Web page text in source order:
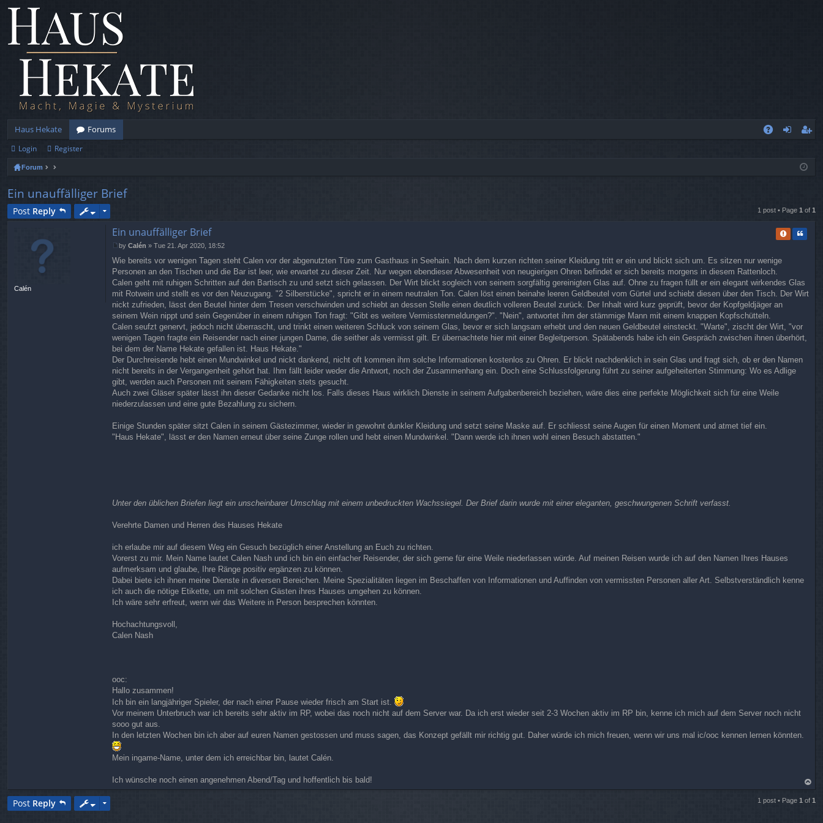
Haus Hekate
Forums
ist
Login Register
Forum
Ein unauffälliger Brief
Post Reply 1 post • Page 1 of 1
Calén
Ein unauffälliger Brief Report
Quote
o
s
t
by Calén » Tue 21. Apr 2020, 18:52
Wie bereits vor wenigen Tagen steht Calen vor der abgenutzten Türe zum Gasthaus in Seehain. Nach dem kurzen richten seiner Kleidung tritt er ein und blickt sich um. Es sitzen nur wenige
Personen an den Tischen und die Bar ist leer, wie erwartet zu dieser Zeit. Nur wegen ebendieser Abwesenheit von neugierigen Ohren befindet er sich bereits morgens in diesem Rattenloch.
Calen geht mit ruhigen Schritten auf den Bartisch zu und setzt sich gelassen. Der Wirt blickt sogleich von seinem sorgfältig gereinigten Glas auf. Ohne zu fragen füllt er ein elegant wirkendes Glas
mit Rotwein und stellt es vor den Neuzugang. "2 Silberstücke", spricht er in einem neutralen Ton. Calen löst einen beinahe leeren Geldbeutel vom Gürtel und schiebt diesen über den Tisch. Der Wirt
nickt zufrieden, lässt den Beutel hinter dem Tresen verschwinden und schiebt an dessen Stelle einen deutlich volleren Beutel zurück. Der Inhalt wird kurz geprüft, bevor der Kopfgeldjäger an
seinem Wein nippt und sein Gegenüber in einem ruhigen Ton fragt: "Gibt es weitere Vermisstenmeldungen?". "Nein", antwortet ihm der stämmige Mann mit einem knappen Kopfschütteln.
Calen seufzt genervt, jedoch nicht überrascht, und trinkt einen weiteren Schluck von seinem Glas, bevor er sich langsam erhebt und den neuen Geldbeutel einsteckt. "Warte", zischt der Wirt, "vor
wenigen Tagen fragte ein Reisender nach einer jungen Dame, die seither als vermisst gilt. Er übernachtete hier mit einer Begleitperson. Spätabends habe ich ein Gespräch zwischen ihnen überhört,
bei dem der Name Hekate gefallen ist. Haus Hekate."
Der Durchreisende hebt einen Mundwinkel und nickt dankend, nicht oft kommen ihm solche Informationen kostenlos zu Ohren. Er blickt nachdenklich in sein Glas und fragt sich, ob er den Namen
nicht bereits in der Vergangenheit gehört hat. Ihm fällt leider weder die Antwort, noch der Zusammenhang ein. Doch eine Schlussfolgerung führt zu seiner aufgeheiterten Stimmung: Wo es Adlige
gibt, werden auch Personen mit seinem Fähigkeiten stets gesucht.
Auch zwei Gläser später lässt ihn dieser Gedanke nicht los. Falls dieses Haus wirklich Dienste in seinem Aufgabenbereich beziehen, wäre dies eine perfekte Möglichkeit sich für eine Weile
niederzulassen und eine gute Bezahlung zu sichern.
Einige Stunden später sitzt Calen in seinem Gästezimmer, wieder in gewohnt dunkler Kleidung und setzt seine Maske auf. Er schliesst seine Augen für einen Moment und atmet tief ein.
"Haus Hekate", lässt er den Namen erneut über seine Zunge rollen und hebt einen Mundwinkel. "Dann werde ich ihnen wohl einen Besuch abstatten."
Unter den üblichen Briefen liegt ein unscheinbarer Umschlag mit einem unbedruckten Wachssiegel. Der Brief darin wurde mit einer eleganten, geschwungenen Schrift verfasst.
Verehrte Damen und Herren des Hauses Hekate
ich erlaube mir auf diesem Weg ein Gesuch bezüglich einer Anstellung an Euch zu richten.
Vorerst zu mir. Mein Name lautet Calen Nash und ich bin ein einfacher Reisender, der sich gerne für eine Weile niederlassen würde. Auf meinen Reisen wurde ich auf den Namen Ihres Hauses
aufmerksam und glaube, Ihre Ränge positiv ergänzen zu können.
Dabei biete ich ihnen meine Dienste in diversen Bereichen. Meine Spezialitäten liegen im Beschaffen von Informationen und Auffinden von vermissten Personen aller Art. Selbstverständlich kenne
ich auch die nötige Etikette, um mit solchen Gästen ihres Hauses umgehen zu können.
Ich wäre sehr erfreut, wenn wir das Weitere in Person besprechen könnten.
Hochachtungsvoll,
Calen Nash
ooc:
Hallo zusammen!
Ich bin ein langjähriger Spieler, der nach einer Pause wieder frisch am Start ist.
Vor meinem Unterbruch war ich bereits sehr aktiv im RP, wobei das noch nicht auf dem Server war. Da ich erst wieder seit 2-3 Wochen aktiv im RP bin, kenne ich mich auf dem Server noch nicht
sooo gut aus.
In den letzten Wochen bin ich aber auf euren Namen gestossen und muss sagen, das Konzept gefällt mir richtig gut. Daher würde ich mich freuen, wenn wir uns mal ic/ooc kennen lernen könnten.
Mein ingame-Name, unter dem ich erreichbar bin, lautet Calén.
Ich wünsche noch einen angenehmen Abend/Tag und hoffentlich bis bald!
op
Post Reply 1 post • Page 1 of 1